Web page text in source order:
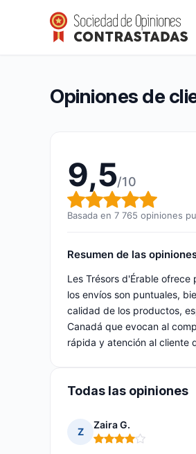
Les Trésors d’Érable
Calificación global: 9,5 de 10
9,5/10(7 765
Opiniones de
9,5/10
Calificación
Basada en 7 765 opiniones
Resumen de las
Les Trésors d'Érable
los envíos son puntuales,
calidad de los productos,
Canadá que evocan al
rápida y atención al cliente
Todas las opiniones
Z
Zaira G.
Nota: 4 de 5